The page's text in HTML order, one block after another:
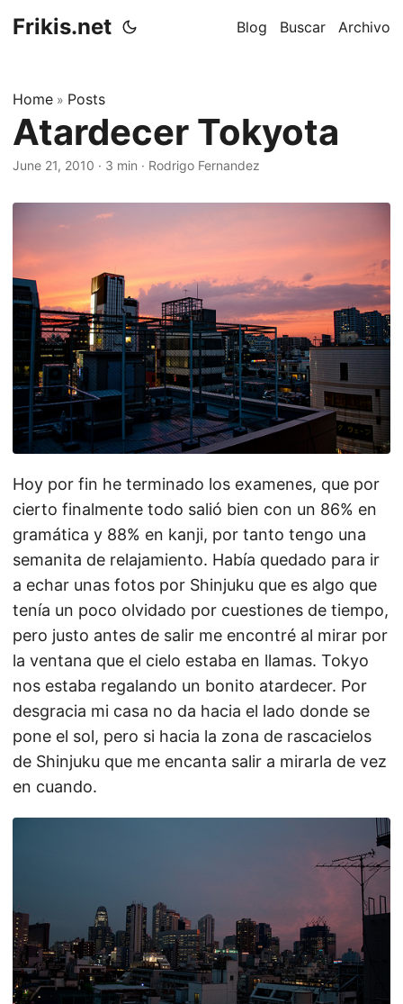
Frikis.net Blog Buscar Archivo
Home » Posts
Atardecer Tokyota
June 21, 2010 · 3 min · Rodrigo Fernandez
Hoy por fin he terminado los examenes, que por
cierto finalmente todo salió bien con un 86% en
gramática y 88% en kanji, por tanto tengo una
semanita de relajamiento. Había quedado para ir
a echar unas fotos por Shinjuku que es algo que
tenía un poco olvidado por cuestiones de tiempo,
pero justo antes de salir me encontré al mirar por
la ventana que el cielo estaba en llamas. Tokyo
nos estaba regalando un bonito atardecer. Por
desgracia mi casa no da hacia el lado donde se
pone el sol, pero si hacia la zona de rascacielos
de Shinjuku que me encanta salir a mirarla de vez
en cuando.